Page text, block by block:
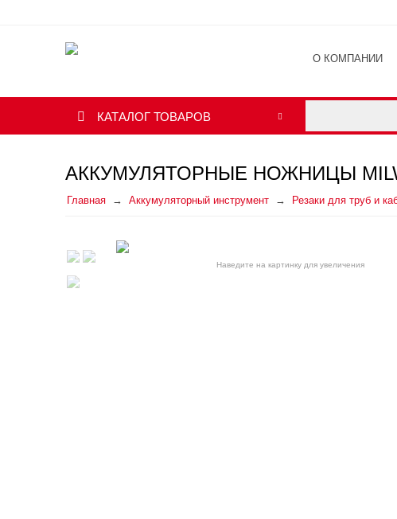
О КОМПАНИИ
КАТАЛОГ ТОВАРОВ
АККУМУЛЯТОРНЫЕ НОЖНИЦЫ
Главная Аккумуляторный инструмент Резаки для труб и
Наведите на картинку для увеличения